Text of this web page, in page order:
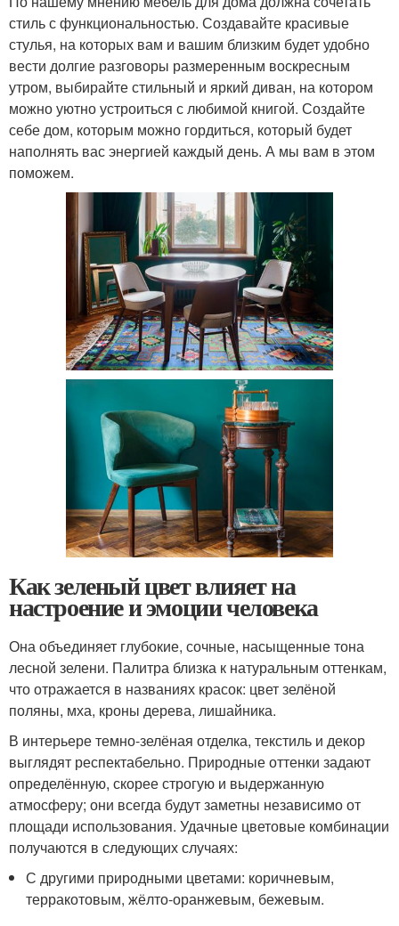
стиль с функциональностью. Создавайте красивые
стулья, на которых вам и вашим близким будет удобно
вести долгие разговоры размеренным воскресным
утром, выбирайте стильный и яркий диван, на котором
можно уютно устроиться с любимой книгой. Создайте
себе дом, которым можно гордиться, который будет
наполнять вас энергией каждый день. А мы вам в этом
поможем.
Как зеленый цвет влияет на
настроение и эмоции человека
Она объединяет глубокие, сочные, насыщенные тона
лесной зелени. Палитра близка к натуральным оттенкам,
что отражается в названиях красок: цвет зелёной
поляны, мха, кроны дерева, лишайника.
В интерьере темно-зелёная отделка, текстиль и декор
выглядят респектабельно. Природные оттенки задают
определённую, скорее строгую и выдержанную
атмосферу; они всегда будут заметны независимо от
площади использования. Удачные цветовые комбинации
получаются в следующих случаях:
С другими природными цветами: коричневым,
терракотовым, жёлто-оранжевым, бежевым.